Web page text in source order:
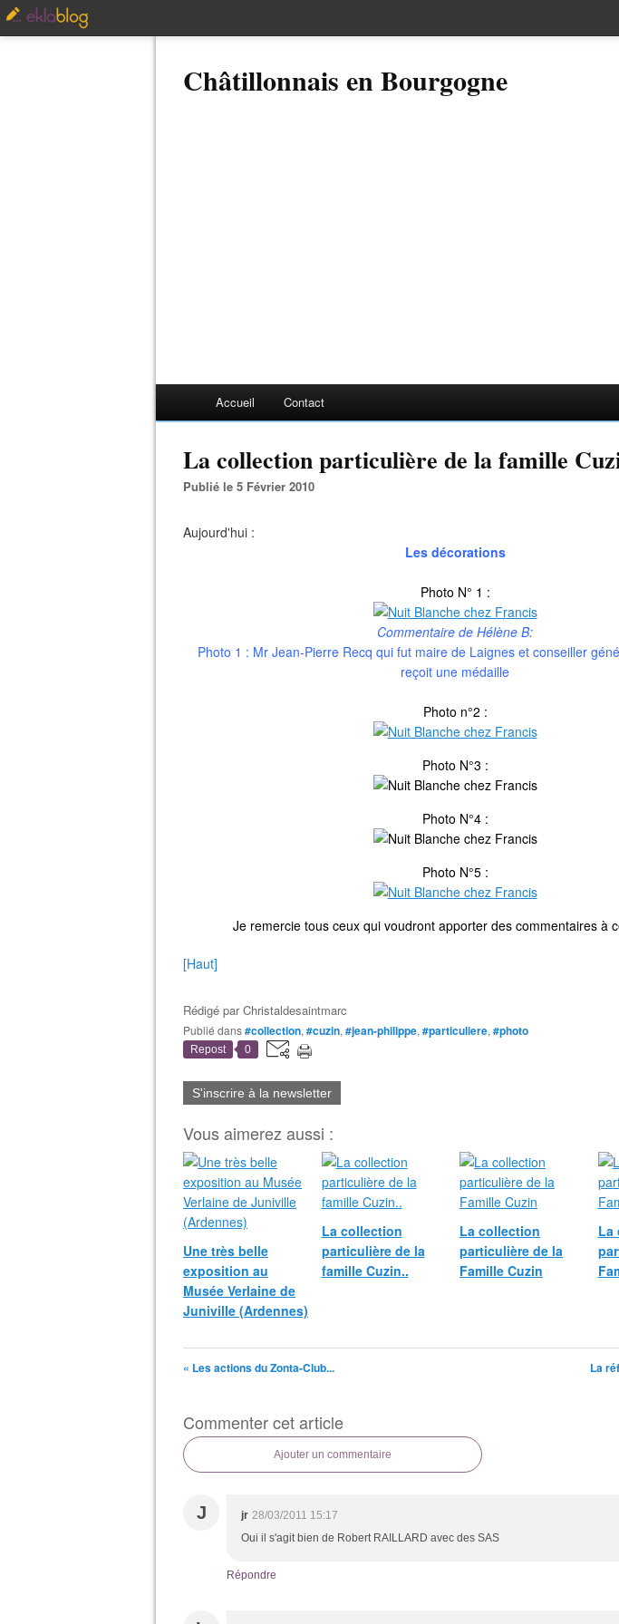
Châtillonnais en Bourgogne
Accueil Contact
La collection particulière de la famille
Publié le 5 Février 2010
Aujourd'hui :
Les décorations
Photo N° 1 :
Commentaire de Hélène B:
Photo 1 : Mr Jean-Pierre Recq qui fut maire de Laignes et conseiller
reçoit une médaille
Photo n°2 :
Photo N°3 :
Photo N°4 :
Photo N°5 :
Je remercie tous ceux qui voudront apporter des commentaires à
[Haut]
Rédigé parChristaldesaintmarc
Publié dans#collection, #cuzin, #jean-philippe, #particuliere, #photo
Repost 0
S'inscrire à la newsletter
Vous aimerez aussi :
Une très belle
exposition au
Musée Verlaine de
Juniville (Ardennes)
La collection
particulière de la
famille Cuzin..
La collection
particulière de la
Famille Cuzin
La
« Les actions du Zonta-Club... La
Commenter cet article
Ajouter un commentaire
J jr 28/03/2011 15:17
Oui il s'agit bien de Robert RAILLARD avec des SAS
Répondre